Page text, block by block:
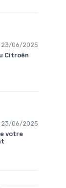
23/06/2025
Citroën
23/06/2025
votre